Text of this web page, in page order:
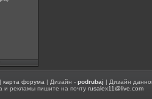
|карта форума | Дизайн -podrubaj | Дизайн
и рекламы пишите на почтуrusalex11@live.com